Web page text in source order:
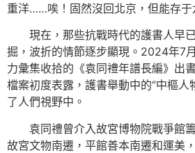
重洋……唉！固然沒回北京，但能存于
現在，那些抗戰時代的護書人早
掘，波折的情節逐步顯現。2024年7
力彙集收拾的《袁同禮年譜長編》出
檔案初度表露，護書舉動中的“中樞人
了人們視野中。
袁同禮曾介入故宮博物院戰爭館
故宮文物南遷，平館善本南遷和運美